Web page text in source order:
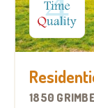
1850